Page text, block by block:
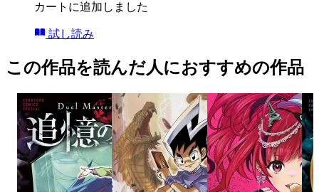
カートに追加しました
試し読み
この作品を読んだ人におすすめの作品